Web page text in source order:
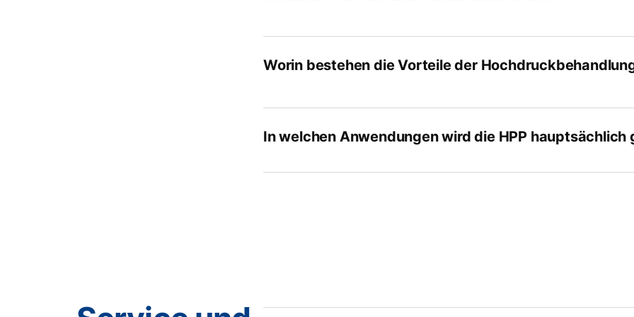
Worin bestehen die Vorteile der
In welchen Anwendungen wird die HPP hauptsächlich